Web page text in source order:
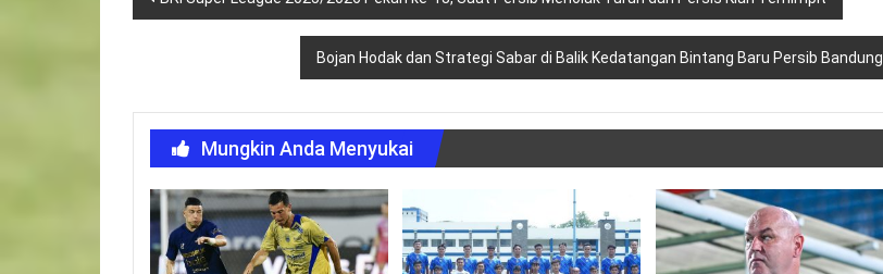
Bojan Hodak dan Strategi Sabar di Balik Kedatangan Bintang Baru Persib Bandung
Mungkin Anda Menyukai